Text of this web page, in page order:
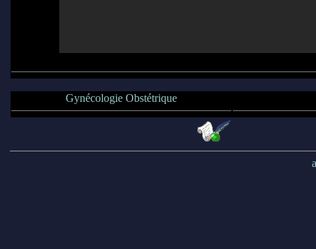
Gynécologie Obstétrique